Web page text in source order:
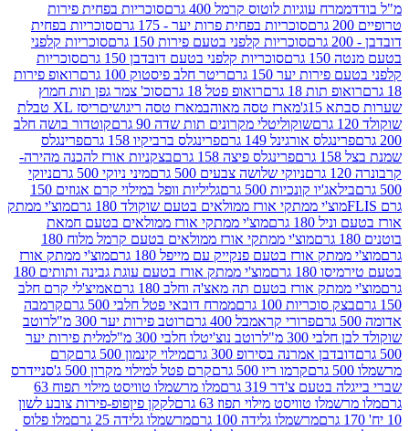
עוגיות לוטוס קרמל 400 גרם
סוכריות בפחית פירות
סוכריות בפחית פרות יער - 175 גרם
סוכריות בפחית
סוכריות קלפני בטעם פירות 150 גרם
סוכריות קלפני
סוכריות קלפני בטעם דובדבן 150 גרם
סוכריות
יער 150 גרם
ריטר חלב פיסטוק 100 גרם
רואופ פירות
תות 18 גרם
רואופ פטל 18 גרם
סוכ' צמר גפן תות חמוץ
מארז טסה מאוהב מארז טסה ריגושים
ריסז XL טבלת
שוקוליטלי מקרונים תות שדה 90 גרם
קוטדור בושה חלב
אורגינל 149 גרם
פרינגלס ברביקיו 158 גרם
פרינגלס
פרינגלס פיצה 158 גרם
בצקניות אורז להכנה מהירה-
ניוקי שלושה צבעים 500 גרם
מיני ניוקי 500 גרם
ניוקי
קונכיות 500 גרם
גליליות וופל במילוי קרם אגוזים 150
ממתקי אורז ממולאים בטעם שוקולד 180 גרם
מוצ'י ממתק
גרם
מוצ'י ממתקי אורז ממולאים בטעם חמאת
מוצ'י ממתקי אורז ממולאים בטעם קרמל מלוח 180
אורז בטעם פנקייק עם מייפל 180 גרם
מוצ'י ממתק אורז
גרם
מוצ'י ממתק אורז בטעם עוגת גבינה ותותים 180
אורז בטעם תה מאצ'ה וחלב 180 גרם
אמיצ'לי קרם חלב
סוכריות 100 גרם
ממרח דובאי פטל חלבי 500 גרם
קרמבה
פרורי קראמבל 400 גרם
רוטב פירות יער 300 מ"ל
רוטב
300 מ"ל
רוטב נוצ'יטלו חלבי 300 מ"ל
מלית פירות יער
אמרנה בסירופ 300 גרם
מילוי קינמון 500 גרם
קרם
קרמו ריו 500 גרם
קרם פטל למילוי מקרון 500 ג'
סניידרס
צ'דר 319 גרם
מלו מרשמלו טוויסט מילוי תפוח 63
טוויסט מילוי תפוז 63 גרם
לקקן פיןפופ-פירות צובע לשון
מרשמלו גלידה 100 גרם
מרשמלו גלידה 25 גרם
מלו פלוס